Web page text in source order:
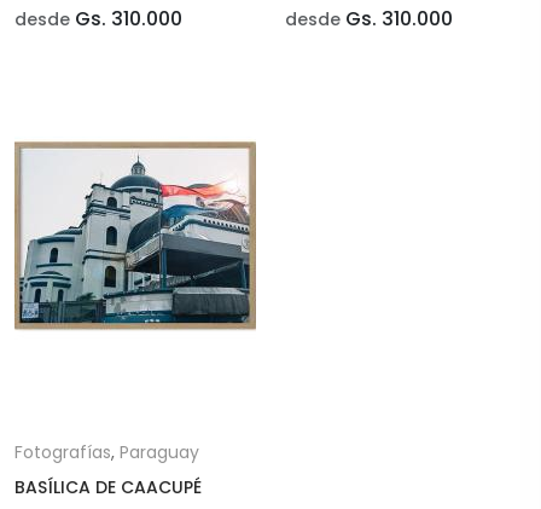
desde Gs. 310.000 desde Gs. 310.000
Fotografías, Paraguay
BASÍLICA DE CAACUPÉ